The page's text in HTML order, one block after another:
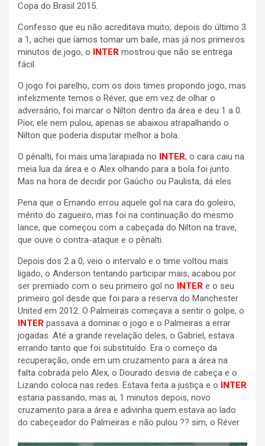
Copa do Brasil 2015.
Confesso que eu não acreditava muito, depois do último 3
a 1, achei que íamos tomar um baile, mas já nos primeiros
minutos de jogo, o INTER mostrou que não se entrega
fácil.
O jogo foi parelho, com os dois times propondo jogo, mas
infelizmente temos o Réver, que em vez de olhar o
adversário, foi marcar o Nilton dentro da área e deu 1 a 0.
Pior, ele nem pulou, apenas se abaixou atrapalhando o
Nilton que poderia disputar melhor a bola.
O pênalti, foi mais uma larapiada no INTER, o cara caiu na
meia lua da área e o Alex olhando para a bola foi junto.
Mas na hora de decidir por Gaúcho ou Paulista, dá eles.
Pena que o Ernando errou aquele gol na cara do goleiro,
mérito do zagueiro, mas foi na continuação do mesmo
lance, que começou com a cabeçada do Nilton na trave,
que ouve o contra-ataque e o pênalti.
Depois dos 2 a 0, veio o intervalo e o time voltou mais
ligado, o Anderson tentando participar mais, acabou por
ser premiado com o seu primeiro gol no INTER e o seu
primeiro gol desde que foi para a reserva do Manchester
United em 2012. O Palmeiras começava a sentir o golpe, o
INTER passava a dominar o jogo e o Palmeiras a errar
jogadas. Até a grande revelação deles, o Gabriel, estava
errando tanto que foi substituído. Era o começo da
recuperação, onde em um cruzamento para a área na
falta cobrada pelo Alex, o Dourado desvia de cabeça e o
Lizando coloca nas redes. Estava feita a justiça e o INTER
estaria passando, mas ai, 1 minutos depois, novo
cruzamento para a área e adivinha quem estava ao lado
do cabeçeador do Palmeiras e não pulou ?? sim, o Réver.